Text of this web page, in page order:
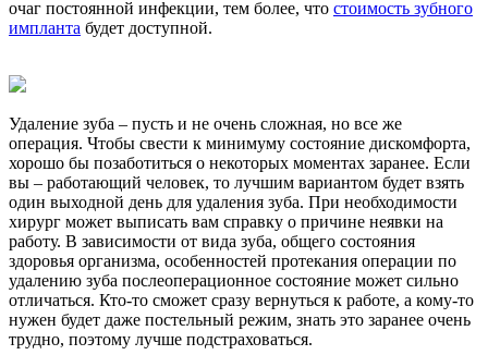
очаг постоянной инфекции, тем более, что стоимость зубного
импланта будет доступной.
Удаление зуба – пусть и не очень сложная, но все же
операция. Чтобы свести к минимуму состояние дискомфорта,
хорошо бы позаботиться о некоторых моментах заранее. Если
вы – работающий человек, то лучшим вариантом будет взять
один выходной день для удаления зуба. При необходимости
хирург может выписать вам справку о причине неявки на
работу. В зависимости от вида зуба, общего состояния
здоровья организма, особенностей протекания операции по
удалению зуба послеоперационное состояние может сильно
отличаться. Кто-то сможет сразу вернуться к работе, а кому-то
нужен будет даже постельный режим, знать это заранее очень
трудно, поэтому лучше подстраховаться.